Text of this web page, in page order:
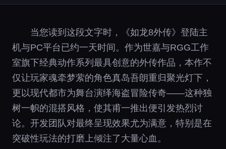
当您读到这段文字时，《如龙8外传》登陆主
机与PC平台已约一天时间。作为世嘉与RGG工作
室旗下经典动作系列最具创意的外传作品，本作不
仅让玩家魂牵梦萦的角色真岛吾朗重归聚光灯下，
更以现代都市为舞台演绎海盗冒险传奇——这种独
树一帜的混搭风格，使其甫一推出便引发热烈讨
论。开发团队对最终呈现效果尤为满意，特别是在
突破性玩法的打磨上倾注了大量心血。